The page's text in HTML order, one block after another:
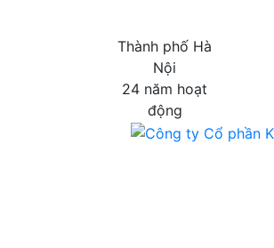
Thành phố Hà
Nội
24 năm hoạt
động